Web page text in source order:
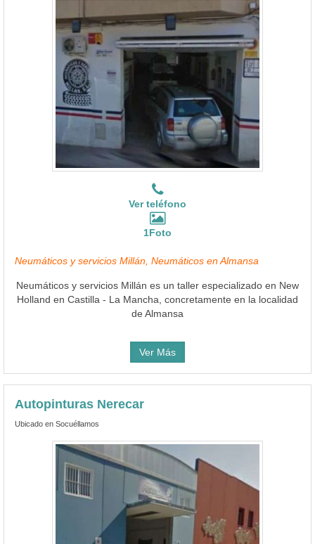
Ver teléfono
1Foto
Neumáticos y servicios Millán, Neumáticos en Almansa
Neumáticos y servicios Millán es un taller especializado en New
Holland en Castilla - La Mancha, concretamente en la localidad
de Almansa
Ver Más
Autopinturas Nerecar
Ubicado en Socuéllamos